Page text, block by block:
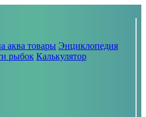
аква товары Энциклопедия
рыбок Калькулятор